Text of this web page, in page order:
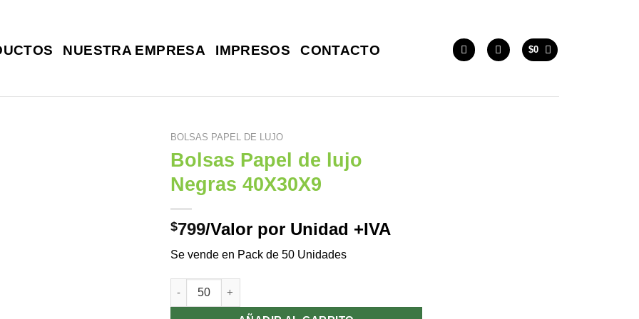
NUESTRA EMPRESA IMPRESOS CONTACTO $0
BOLSAS PAPEL DE LUJO
Bolsas Papel de lujo
Negras 40X30X9
$799/Valor por Unidad +IVA
Se vende en Pack de 50 Unidades
Bolsas Papel de lujo Negras 40X30X9 cantidad